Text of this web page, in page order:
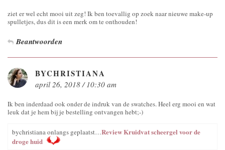
ziet er wel echt mooi uit zeg! Ik ben toevallig op zoek naar nieuwe make-up
spulletjes, dus dit is een merk om te onthouden!
Beantwoorden
BYCHRISTIANA
april 26, 2018 / 10:30 am
Ik ben inderdaad ook onder de indruk van de swatches. Heel erg mooi en wat
leuk dat je hem bij je bestelling ontvangen hebt;-)
bychristiana onlangs geplaatst…Review Kruidvat scheergel voor de
droge huid